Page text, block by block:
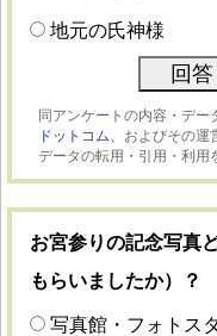
地元の氏神様
同アンケートの内容・デー
ドットコム、 およびその運
データの転用・引用・利用
お宮参りの記念写真
もらいましたか）？
写真館・フォトス